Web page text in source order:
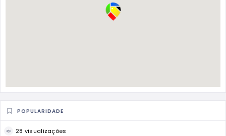
POPULARIDADE
28 visualizações